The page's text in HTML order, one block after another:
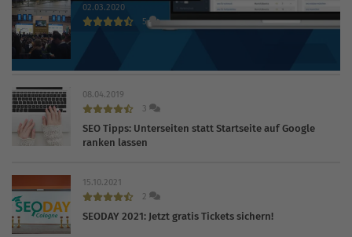
02.03.2020
5
08.04.2019
3
SEO Tipps: Unterseiten statt Startseite auf Google
ranken lassen
15.10.2021
2
SEODAY 2021: Jetzt gratis Tickets sichern!